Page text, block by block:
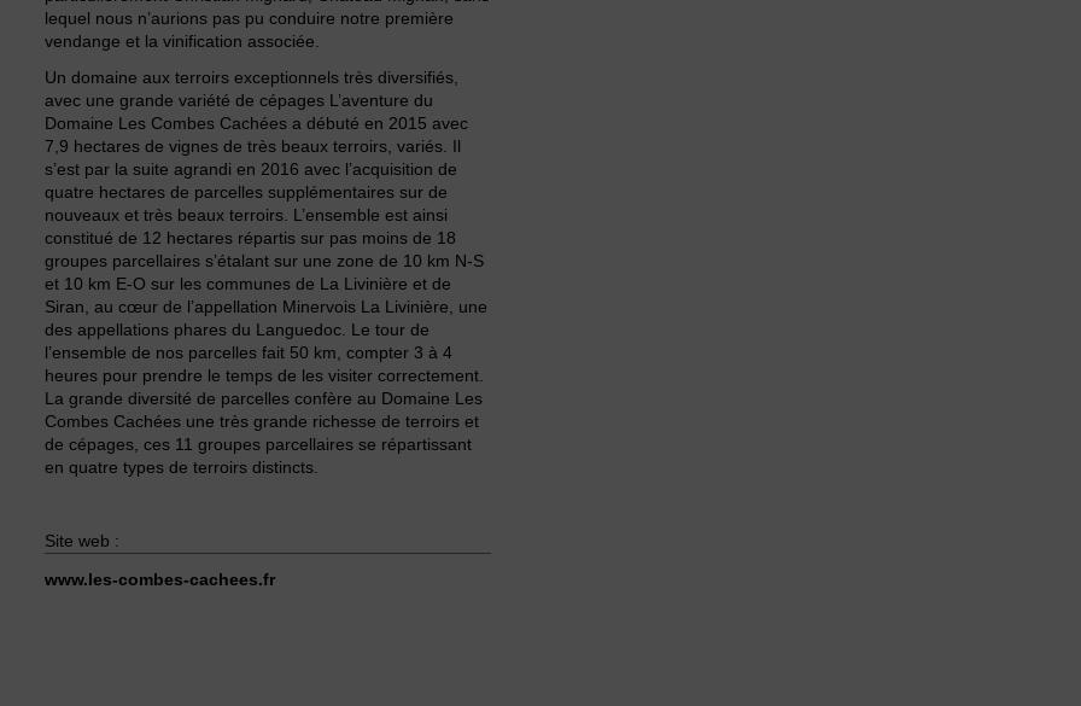
lequel nous n’aurions pas pu conduire notre première
vendange et la vinification associée.
Un domaine aux terroirs exceptionnels très diversifiés,
avec une grande variété de cépages L’aventure du
Domaine Les Combes Cachées a débuté en 2015 avec
7,9 hectares de vignes de très beaux terroirs, variés. Il
s’est par la suite agrandi en 2016 avec l’acquisition de
quatre hectares de parcelles supplémentaires sur de
nouveaux et très beaux terroirs. L’ensemble est ainsi
constitué de 12 hectares répartis sur pas moins de 18
groupes parcellaires s’étalant sur une zone de 10 km N-S
et 10 km E-O sur les communes de La Livinière et de
Siran, au cœur de l’appellation Minervois La Livinière, une
des appellations phares du Languedoc. Le tour de
l’ensemble de nos parcelles fait 50 km, compter 3 à 4
heures pour prendre le temps de les visiter correctement.
La grande diversité de parcelles confère au Domaine Les
Combes Cachées une très grande richesse de terroirs et
de cépages, ces 11 groupes parcellaires se répartissant
en quatre types de terroirs distincts.
Site web :
www.les-combes-cachees.fr